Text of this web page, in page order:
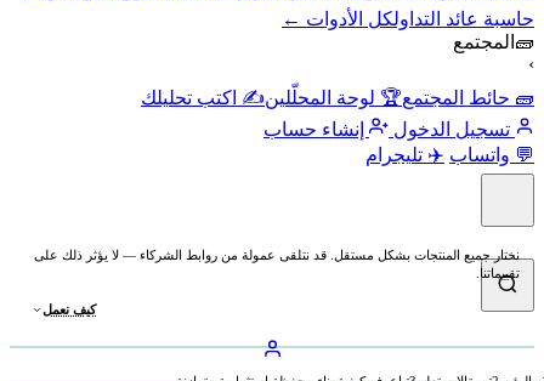
حاسبة عائد التداولكل الأدوات ←
🧱 المجتمع
›
🧱 حائط المجتمع🏆 لوحة المحلّلين✍️ اكتب تحليلك
تسجيل الدخول
إنشاء حساب
💬 واتساب ✈️ تليجرام
نختار جميع المنتجات بشكل مستقل. قد نتلقى عمولة من روابط الشركاء — لا يؤثر ذلك على
تقييماتنا.
كيف نعمل